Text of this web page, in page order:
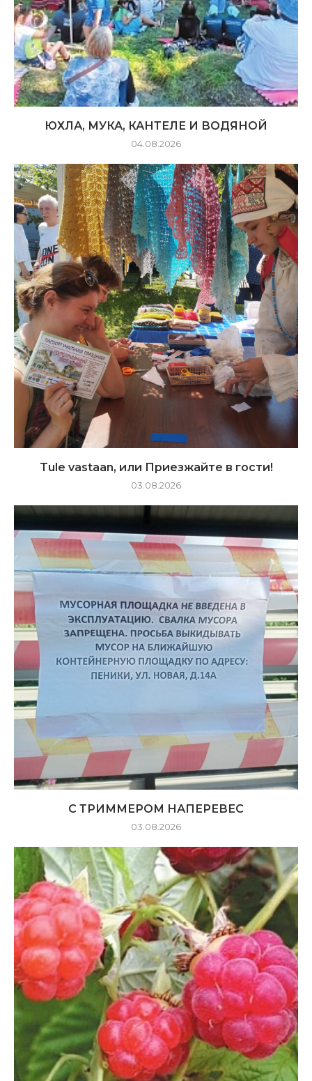
ЮХЛА, МУКА, КАНТЕЛЕ И ВОДЯНОЙ
04.08.2026
Tule vastaan, или Приезжайте в гости!
03.08.2026
С ТРИММЕРОМ НАПЕРЕВЕС
03.08.2026